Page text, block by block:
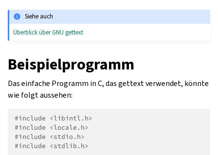
Siehe auch
Überblick über GNU gettext
Beispielprogramm
Das einfache Programm in C, das gettext verwendet, könnte
wie folgt aussehen:
#include <libintl.h>
#include <locale.h>
#include <stdio.h>
#include <stdlib.h>